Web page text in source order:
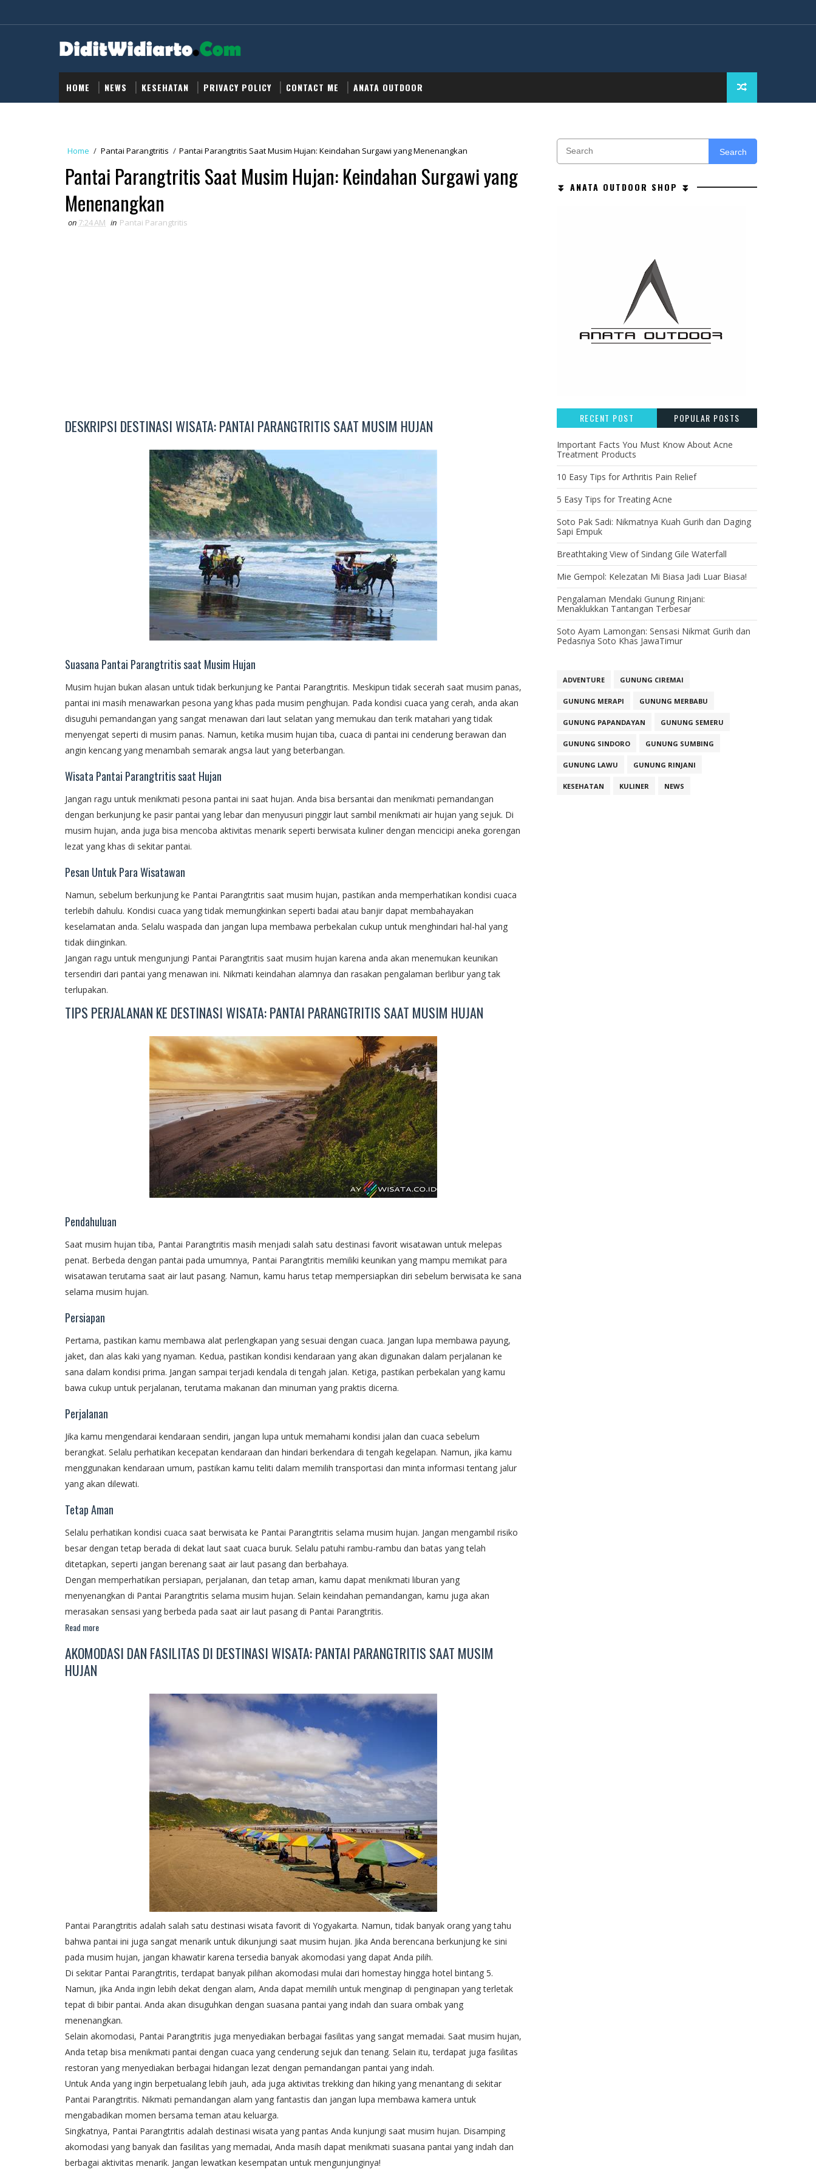
HOME NEWS KESEHATAN PRIVACY POLICY CONTACT ME ANATA OUTDOOR
Home / Pantai Parangtritis / Pantai Parangtritis Saat Musim Hujan: Keindahan Surgawi yang Menenangkan
Pantai Parangtritis Saat Musim Hujan: Keindahan Surgawi yang
Menenangkan
on 7:24 AM in Pantai Parangtritis
DESKRIPSI DESTINASI WISATA: PANTAI PARANGTRITIS SAAT MUSIM HUJAN
Suasana Pantai Parangtritis saat Musim Hujan
Musim hujan bukan alasan untuk tidak berkunjung ke Pantai Parangtritis. Meskipun tidak secerah saat musim panas,
pantai ini masih menawarkan pesona yang khas pada musim penghujan. Pada kondisi cuaca yang cerah, anda akan
disuguhi pemandangan yang sangat menawan dari laut selatan yang memukau dan terik matahari yang tidak
menyengat seperti di musim panas. Namun, ketika musim hujan tiba, cuaca di pantai ini cenderung berawan dan
angin kencang yang menambah semarak angsa laut yang beterbangan.
Wisata Pantai Parangtritis saat Hujan
Jangan ragu untuk menikmati pesona pantai ini saat hujan. Anda bisa bersantai dan menikmati pemandangan
dengan berkunjung ke pasir pantai yang lebar dan menyusuri pinggir laut sambil menikmati air hujan yang sejuk. Di
musim hujan, anda juga bisa mencoba aktivitas menarik seperti berwisata kuliner dengan mencicipi aneka gorengan
lezat yang khas di sekitar pantai.
Pesan Untuk Para Wisatawan
Namun, sebelum berkunjung ke Pantai Parangtritis saat musim hujan, pastikan anda memperhatikan kondisi cuaca
terlebih dahulu. Kondisi cuaca yang tidak memungkinkan seperti badai atau banjir dapat membahayakan
keselamatan anda. Selalu waspada dan jangan lupa membawa perbekalan cukup untuk menghindari hal-hal yang
tidak diinginkan.
Jangan ragu untuk mengunjungi Pantai Parangtritis saat musim hujan karena anda akan menemukan keunikan
tersendiri dari pantai yang menawan ini. Nikmati keindahan alamnya dan rasakan pengalaman berlibur yang tak
terlupakan.
TIPS PERJALANAN KE DESTINASI WISATA: PANTAI PARANGTRITIS SAAT MUSIM HUJAN
Pendahuluan
Saat musim hujan tiba, Pantai Parangtritis masih menjadi salah satu destinasi favorit wisatawan untuk melepas
penat. Berbeda dengan pantai pada umumnya, Pantai Parangtritis memiliki keunikan yang mampu memikat para
wisatawan terutama saat air laut pasang. Namun, kamu harus tetap mempersiapkan diri sebelum berwisata ke sana
selama musim hujan.
Persiapan
Pertama, pastikan kamu membawa alat perlengkapan yang sesuai dengan cuaca. Jangan lupa membawa payung,
jaket, dan alas kaki yang nyaman. Kedua, pastikan kondisi kendaraan yang akan digunakan dalam perjalanan ke
sana dalam kondisi prima. Jangan sampai terjadi kendala di tengah jalan. Ketiga, pastikan perbekalan yang kamu
bawa cukup untuk perjalanan, terutama makanan dan minuman yang praktis dicerna.
Perjalanan
Jika kamu mengendarai kendaraan sendiri, jangan lupa untuk memahami kondisi jalan dan cuaca sebelum
berangkat. Selalu perhatikan kecepatan kendaraan dan hindari berkendara di tengah kegelapan. Namun, jika kamu
menggunakan kendaraan umum, pastikan kamu teliti dalam memilih transportasi dan minta informasi tentang jalur
yang akan dilewati.
Tetap Aman
Selalu perhatikan kondisi cuaca saat berwisata ke Pantai Parangtritis selama musim hujan. Jangan mengambil risiko
besar dengan tetap berada di dekat laut saat cuaca buruk. Selalu patuhi rambu-rambu dan batas yang telah
ditetapkan, seperti jangan berenang saat air laut pasang dan berbahaya.
Dengan memperhatikan persiapan, perjalanan, dan tetap aman, kamu dapat menikmati liburan yang
menyenangkan di Pantai Parangtritis selama musim hujan. Selain keindahan pemandangan, kamu juga akan
merasakan sensasi yang berbeda pada saat air laut pasang di Pantai Parangtritis.
Read more
AKOMODASI DAN FASILITAS DI DESTINASI WISATA: PANTAI PARANGTRITIS SAAT MUSIM
HUJAN
Pantai Parangtritis adalah salah satu destinasi wisata favorit di Yogyakarta. Namun, tidak banyak orang yang tahu
bahwa pantai ini juga sangat menarik untuk dikunjungi saat musim hujan. Jika Anda berencana berkunjung ke sini
pada musim hujan, jangan khawatir karena tersedia banyak akomodasi yang dapat Anda pilih.
Di sekitar Pantai Parangtritis, terdapat banyak pilihan akomodasi mulai dari homestay hingga hotel bintang 5.
Namun, jika Anda ingin lebih dekat dengan alam, Anda dapat memilih untuk menginap di penginapan yang terletak
tepat di bibir pantai. Anda akan disuguhkan dengan suasana pantai yang indah dan suara ombak yang
menenangkan.
Selain akomodasi, Pantai Parangtritis juga menyediakan berbagai fasilitas yang sangat memadai. Saat musim hujan,
Anda tetap bisa menikmati pantai dengan cuaca yang cenderung sejuk dan tenang. Selain itu, terdapat juga fasilitas
restoran yang menyediakan berbagai hidangan lezat dengan pemandangan pantai yang indah.
Untuk Anda yang ingin berpetualang lebih jauh, ada juga aktivitas trekking dan hiking yang menantang di sekitar
Pantai Parangtritis. Nikmati pemandangan alam yang fantastis dan jangan lupa membawa kamera untuk
mengabadikan momen bersama teman atau keluarga.
Singkatnya, Pantai Parangtritis adalah destinasi wisata yang pantas Anda kunjungi saat musim hujan. Disamping
akomodasi yang banyak dan fasilitas yang memadai, Anda masih dapat menikmati suasana pantai yang indah dan
berbagai aktivitas menarik. Jangan lewatkan kesempatan untuk mengunjunginya!
Search
⏬ ANATA OUTDOOR SHOP ⏬
RECENT POST POPULAR POSTS
Important Facts You Must Know About Acne
Treatment Products
10 Easy Tips for Arthritis Pain Relief
5 Easy Tips for Treating Acne
Soto Pak Sadi: Nikmatnya Kuah Gurih dan Daging
Sapi Empuk
Breathtaking View of Sindang Gile Waterfall
Mie Gempol: Kelezatan Mi Biasa Jadi Luar Biasa!
Pengalaman Mendaki Gunung Rinjani:
Menaklukkan Tantangan Terbesar
Soto Ayam Lamongan: Sensasi Nikmat Gurih dan
Pedasnya Soto Khas JawaTimur
ADVENTURE GUNUNG CIREMAI
GUNUNG MERAPI GUNUNG MERBABU
GUNUNG PAPANDAYAN GUNUNG SEMERU
GUNUNG SINDORO GUNUNG SUMBING
GUNUNG LAWU GUNUNG RINJANI
KESEHATAN KULINER NEWS